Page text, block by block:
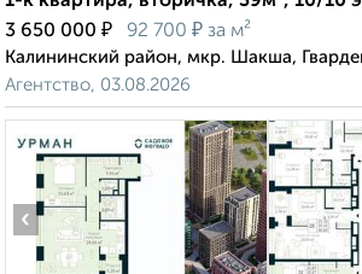
3 650 000 ₽ 92 700 ₽ за м²
Калининский район, мкр. Шакша,
Агентство, 03.08.2026
‹